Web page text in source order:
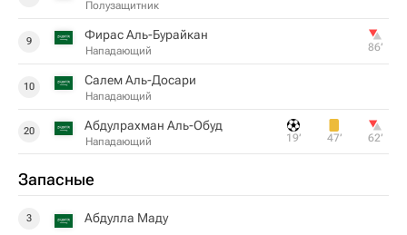
Полузащитник
9 Фирас Аль-Бурайкан
Нападающий 86‎’‎
10 Салем Аль-Досари
Нападающий
20 Абдулрахман Аль-Обуд
Нападающий 19‎’‎ 47‎’‎ 62‎’‎
Запасные
3 Абдулла Маду